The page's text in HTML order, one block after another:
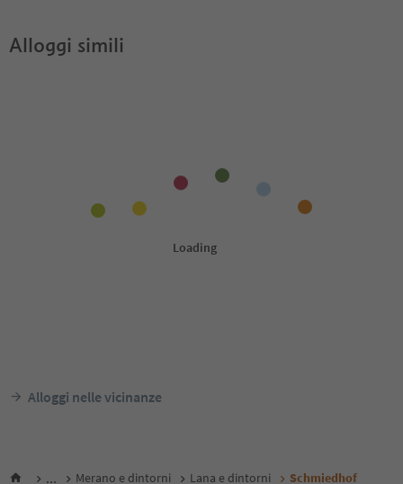
Alloggi simili
Alloggi nelle vicinanze
... Merano e dintorni Lana e dintorni Schmiedhof